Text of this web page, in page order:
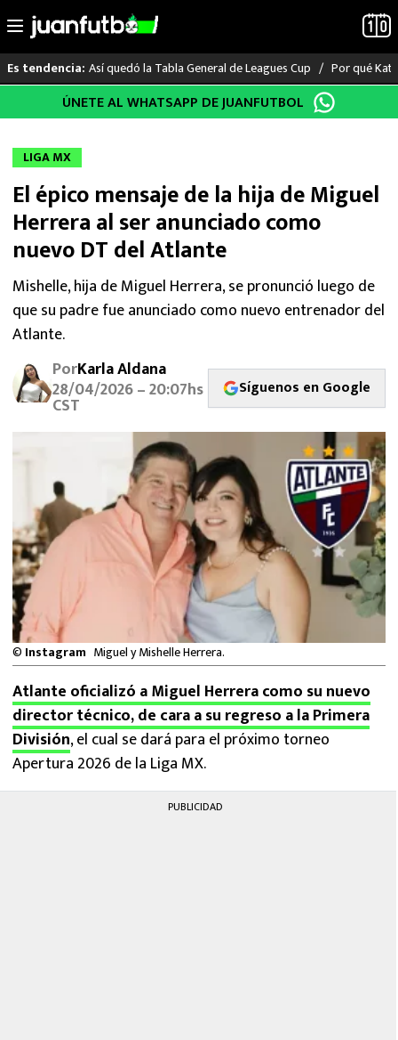
al
Es tendencia: Así quedó la Tabla General de Leagues Cup Por qué
LO ÚLTIMO
LIGA MX
RAYADOS
PUMAS
ATLANTE
SELECCIÓN MEXICANA
FUTBOL INTERNACIONAL
MEXICANOS EN EL EXTRANJERO
FUTBOL ESTUFA
FÓRMULA 1
BOXEO
LIGA MX
NFL
ÚNETE AL WHATSAPP DE JUANFUTBOL
LIGA MX
El épico mensaje de la hija de Miguel
Herrera al ser anunciado como
nuevo DT del Atlante
Mishelle, hija de Miguel Herrera, se pronunció luego de
que su padre fue anunciado como nuevo entrenador del
Atlante.
PorKarla Aldana
28/04/2026 – 20:07hs
CST
Síguenos en Google
© Instagram Miguel y Mishelle Herrera.
Atlante oficializó a Miguel Herrera como su nuevo
director técnico, de cara a su regreso a la Primera
División, el cual se dará para el próximo torneo
Apertura 2026 de la Liga MX.
PUBLICIDAD